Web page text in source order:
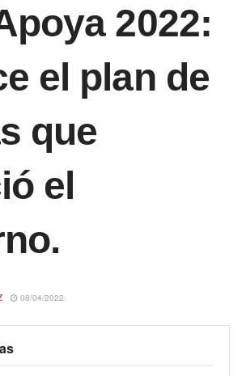
2022:
el plan de
que
el
08/04/2022